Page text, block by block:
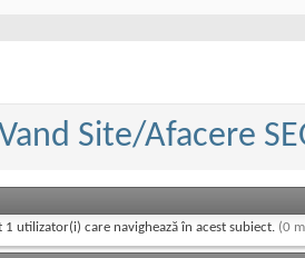
Vand Site/Afacere
1 utilizator(i) care navighează în acest subiect. (0